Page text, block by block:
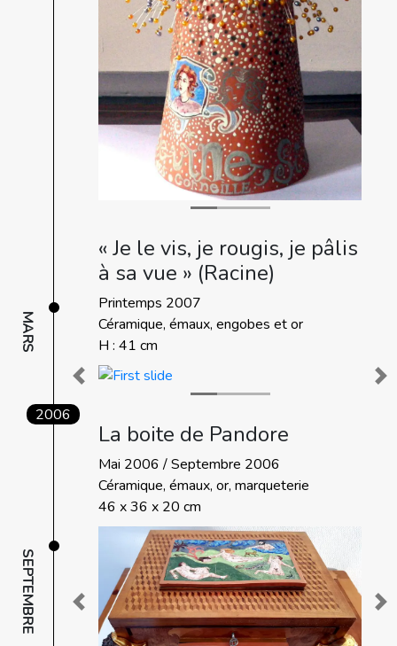
MARS
« Je le vis, je rougis, je pâlis
à sa vue » (Racine)
Printemps 2007
Céramique, émaux, engobes et or
H : 41 cm
Previous
2006
SEPTEMBRE
La boite de Pandore
Mai 2006 / Septembre 2006
Céramique, émaux, or, marqueterie
46 x 36 x 20 cm
Previous